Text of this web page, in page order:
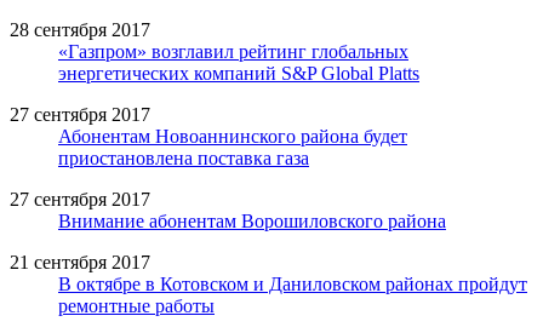
28 сентября 2017
«Газпром» возглавил рейтинг глобальных
энергетических компаний S&P Global Platts
27 сентября 2017
Абонентам Новоаннинского района будет
приостановлена поставка газа
27 сентября 2017
Внимание абонентам Ворошиловского района
21 сентября 2017
В октябре в Котовском и Даниловском районах пройдут
ремонтные работы